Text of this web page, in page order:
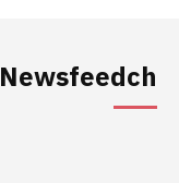
Newsfeedch